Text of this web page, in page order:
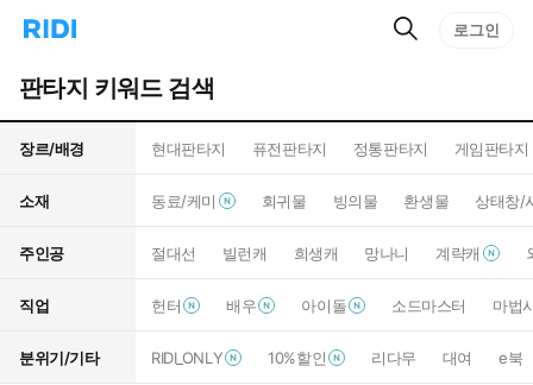
리
으
로
이
동
턴
트
검
색
검
로그인
판타지 키워드 검색
장르/배경 현대판타지 퓨전판타지 정통판타지 게임판타지
소재 동료/케미 회귀물 빙의물 환생물 상태창/
주인공 절대선 빌런캐 희생캐 망나니 계략캐
직업 헌터 배우 아이돌 소드마스터 마법
분위기/기타 RIDI_ONLY 10%할인 리다무 대여 e북